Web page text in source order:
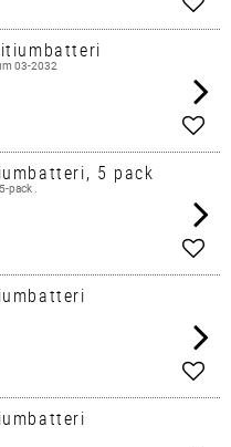
03-2032
5 pack
pack .